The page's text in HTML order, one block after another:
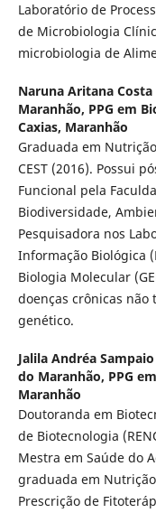
Laboratório de
de Microbiologia
microbiologia de
Naruna Aritana Costa
Maranhão, PPG em
Caxias, Maranhão
Graduada em
CEST (2016). Possui
Funcional pela
Biodiversidade,
Pesquisadora nos
Informação Biológica
Biologia Molecular
doenças crônicas
genético.
Jalila Andréa
do Maranhão, PPG
Maranhão
Doutoranda em
de Biotecnologia
Mestra em Saúde do
graduada em
Prescrição de